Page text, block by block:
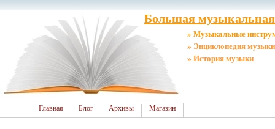
Большая
» Музыкальные
» Энциклопедия музыки
» История музыки
Главная Блог Архивы Магазин